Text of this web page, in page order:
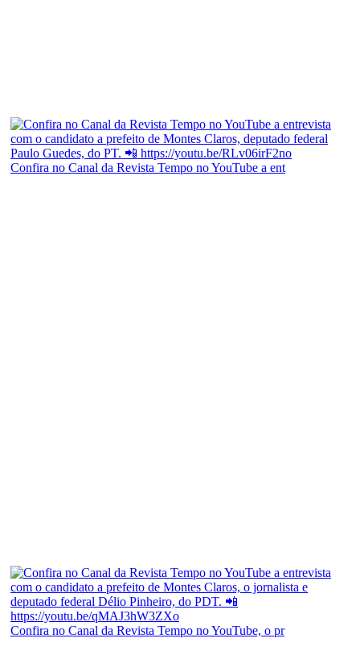
Confira no Canal da Revista Tempo no YouTube a ent
Confira no Canal da Revista Tempo no YouTube, o pr